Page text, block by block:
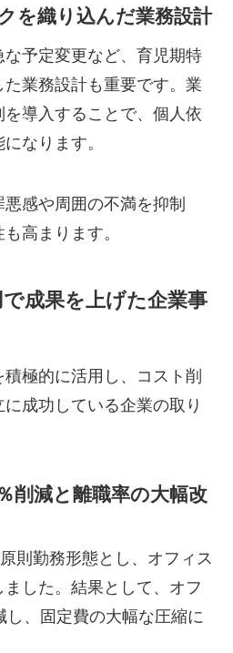
を織り込んだ業務設計
予定変更など、育児期特
業務設計も重要です。業
導入することで、個人依
なります。
感や周囲の不満を抑制
高まります。
成果を上げた企業事
極的に活用し、コスト削
成功している企業の取り
削減と離職率の大幅改
則勤務形態とし、オフィス
した。結果として、オフ
し、固定費の大幅な圧縮に